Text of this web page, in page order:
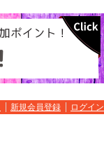
新規会員登録 ログイン